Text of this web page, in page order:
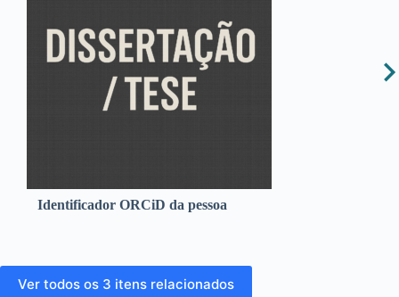
Identificador ORCiD da pessoa
Ver todos os 3 itens relacionados